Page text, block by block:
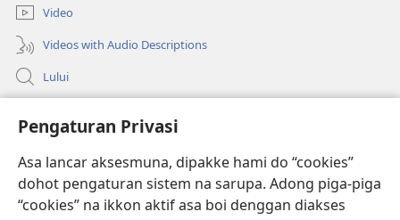
Pengaturan Privasi
Asa lancar aksesmuna, dipakke hami do “cookies”
dohot pengaturan sistem na sarupa. Adong piga-piga
“cookies” na ikkon aktif asa boi denggan diakses
Video
Videos with Audio Descriptions
Lului
(opens
new
PERPUSTAKAAN ONLINE Joujou Paboahon™
(opens